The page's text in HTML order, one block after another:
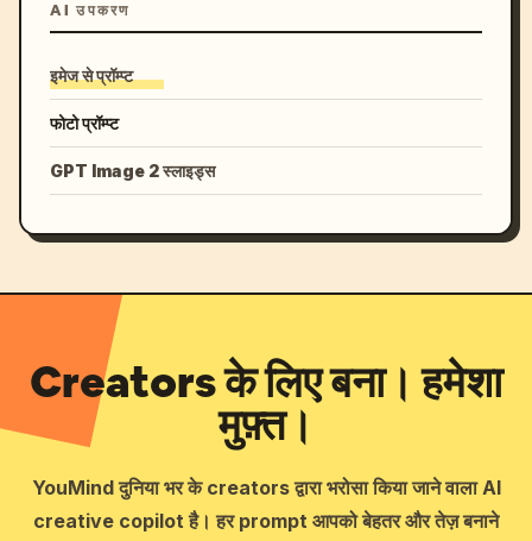
AI उपकरण
इमेज से प्रॉम्प्ट
फोटो प्रॉम्प्ट
GPT Image 2 स्लाइड्स
Creators के लिए बना। हमेशा
मुफ़्त।
YouMind दुनिया भर के creators द्वारा भरोसा किया जाने वाला AI
creative copilot है। हर prompt आपको बेहतर और तेज़ बनाने